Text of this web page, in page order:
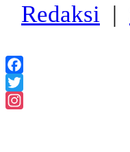
Redaksi |
Facebook
Twitter